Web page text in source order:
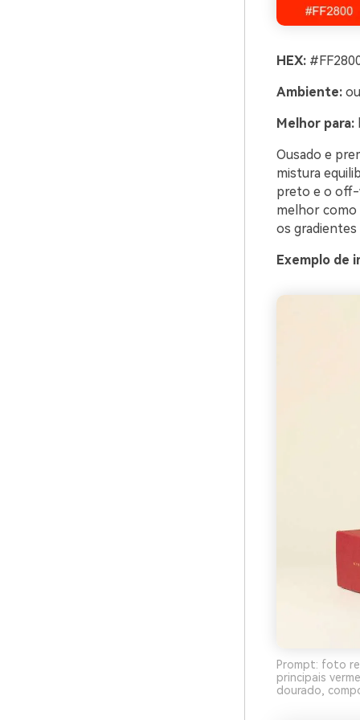
HEX:
Ambiente:
Melhor para:
Ousado e
mistura
preto e o off-
melhor como
os
Exemplo de
Prompt: foto
principais
dourado,